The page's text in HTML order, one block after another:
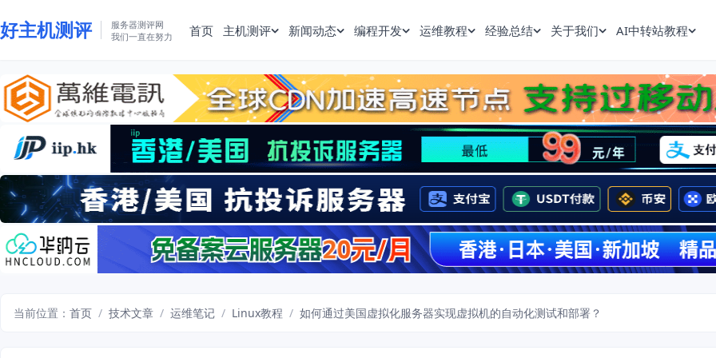
好主机测评
服务器测评网
我们一直在努力
首页 主机测评 新闻动态 编程开发 运维教程 经验总结 关于我们 AI中转站教程
当前位置： 首页 / 技术文章 / 运维笔记 / Linux教程 / 如何通过美国虚拟化服务器实现虚拟机的自动化测试和部署？